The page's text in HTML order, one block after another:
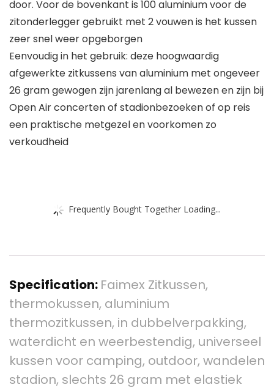
door. Voor de bovenkant is 100 aluminium voor de
zitonderlegger gebruikt met 2 vouwen is het kussen
zeer snel weer opgeborgen
Eenvoudig in het gebruik: deze hoogwaardig
afgewerkte zitkussens van aluminium met ongeveer
26 gram gewogen zijn jarenlang al bewezen en zijn bij
Open Air concerten of stadionbezoeken of op reis
een praktische metgezel en voorkomen zo
verkoudheid
Frequently Bought Together Loading...
Specification: Faimex Zitkussen,
thermokussen, aluminium
thermozitkussen, in dubbelverpakking,
waterdicht en weerbestendig, universeel
kussen voor camping, outdoor, wandelen
stadion, slechts 26 gram met elastiek